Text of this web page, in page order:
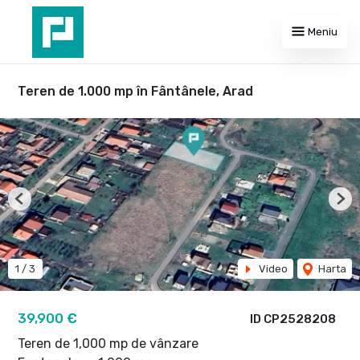
Meniu
Teren de 1.000 mp în Fântânele, Arad
ID CP2528208
39,900 €
Teren de 1,000 mp de vânzare
1 / 3 Video Harta
Previous